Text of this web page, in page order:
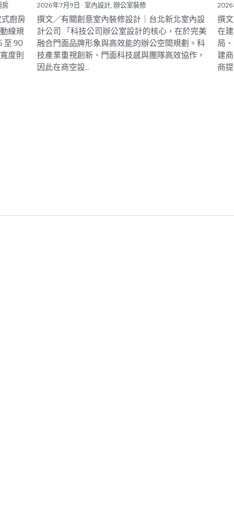
房
廚房
線規
至 90
度則
2026年7月9日 · 室內設計, 辦公室裝修
撰文／有關創意室內裝修設計｜台北新北室內設
計公司 「科技公司辦公室設計的核心，在於完美
融合門面品牌形象與高效能的辦公空間規劃。科
技產業重視創新、門面科技感與團隊高效協作，
因此在商空設...
2026
撰
在
局
建
商